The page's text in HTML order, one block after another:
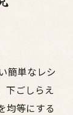
簡単なレシ
下ごしらえ
均等にする